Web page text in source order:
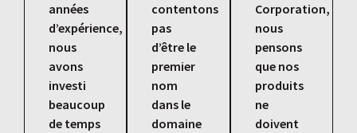
années
d’expérience,
nous
avons
investi
beaucoup
de temps
contentons
pas
d’être le
premier
nom
dans le
domaine
Corporation,
nous
pensons
que nos
produits
ne
doivent